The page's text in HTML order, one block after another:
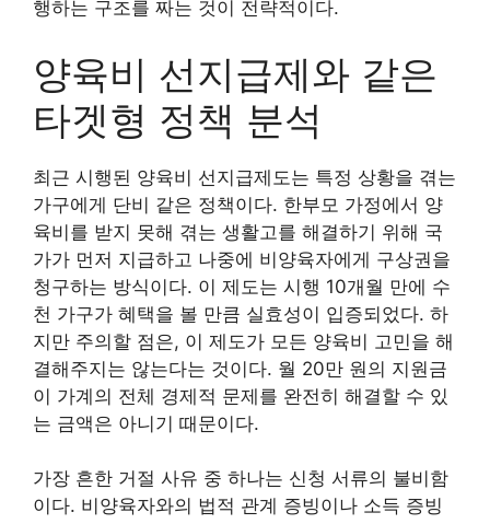
행하는 구조를 짜는 것이 전략적이다.
양육비 선지급제와 같은
타겟형 정책 분석
최근 시행된 양육비 선지급제도는 특정 상황을 겪는
가구에게 단비 같은 정책이다. 한부모 가정에서 양
육비를 받지 못해 겪는 생활고를 해결하기 위해 국
가가 먼저 지급하고 나중에 비양육자에게 구상권을
청구하는 방식이다. 이 제도는 시행 10개월 만에 수
천 가구가 혜택을 볼 만큼 실효성이 입증되었다. 하
지만 주의할 점은, 이 제도가 모든 양육비 고민을 해
결해주지는 않는다는 것이다. 월 20만 원의 지원금
이 가계의 전체 경제적 문제를 완전히 해결할 수 있
는 금액은 아니기 때문이다.
가장 흔한 거절 사유 중 하나는 신청 서류의 불비함
이다. 비양육자와의 법적 관계 증빙이나 소득 증빙